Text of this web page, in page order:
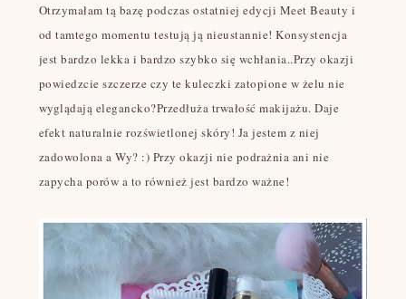
Otrzymałam tą bazę podczas ostatniej edycji Meet Beauty i
od tamtego momentu testują ją nieustannie! Konsystencja
jest bardzo lekka i bardzo szybko się wchłania..Przy okazji
powiedzcie szczerze czy te kuleczki zatopione w żelu nie
wyglądają elegancko?Przedłuża trwałość makijażu. Daje
efekt naturalnie rozświetlonej skóry! Ja jestem z niej
zadowolona a Wy? :) Przy okazji nie podrażnia ani nie
zapycha porów a to również jest bardzo ważne!